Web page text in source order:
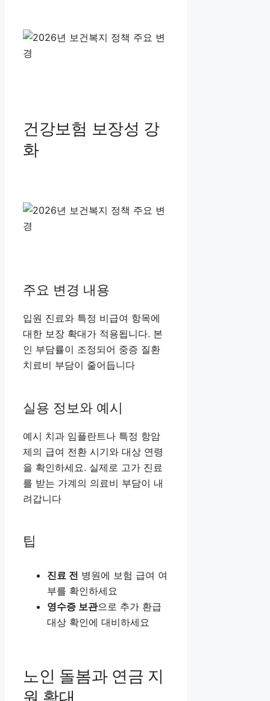
건강보험 보장성 강
화
주요 변경 내용
입원 진료와 특정 비급여 항목에
대한 보장 확대가 적용됩니다. 본
인 부담률이 조정되어 중증 질환
치료비 부담이 줄어듭니다
실용 정보와 예시
예시 치과 임플란트나 특정 항암
제의 급여 전환 시기와 대상 연령
을 확인하세요. 실제로 고가 진료
를 받는 가계의 의료비 부담이 내
려갑니다
팁
진료 전 병원에 보험 급여 여
부를 확인하세요
영수증 보관으로 추가 환급
대상 확인에 대비하세요
노인 돌봄과 연금 지